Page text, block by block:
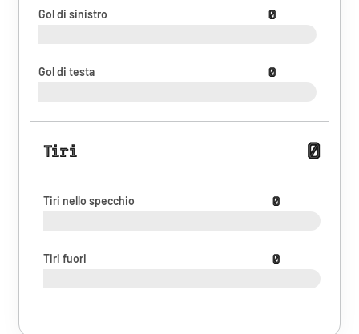
Gol di sinistro 0
Gol di testa 0
Tiri 0
Tiri nello specchio 0
Tiri fuori 0